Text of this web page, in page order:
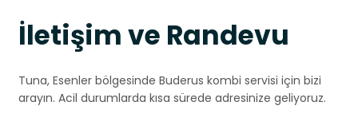
İletişim ve Randevu
Tuna, Esenler bölgesinde Buderus kombi servisi için bizi
arayın. Acil durumlarda kısa sürede adresinize geliyoruz.